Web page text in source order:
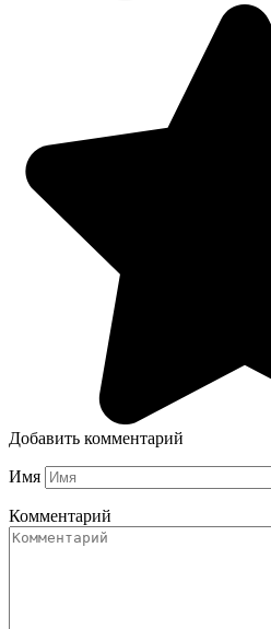
Добавить комментарий
Имя
Комментарий